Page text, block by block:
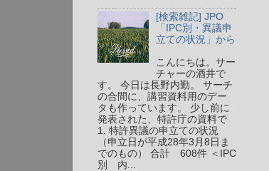
[検索雑記] JPO
「IPC別・異議申
立ての状況」から
こんにちは。サー
チャーの酒井で
す。 今日は長野内勤。 サーチ
の合間に、講習資料用のデー
タも作っています。 少し前に
発表された、特許庁の資料で
1. 特許異議の申立ての状況
（申立日が平成28年3月8日ま
でのもの） 合計 608件 ＜IPC
別 内...